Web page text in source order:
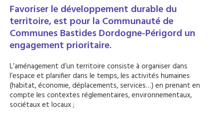
Favoriser le développement durable du
territoire, est pour la Communauté de
Communes Bastides Dordogne-Périgord un
engagement prioritaire.
L’aménagement d’un territoire consiste à organiser dans
l’espace et planifier dans le temps, les activités humaines
(habitat, économie, déplacements, services…) en prenant en
compte les contextes réglementaires, environnementaux,
sociétaux et locaux ;